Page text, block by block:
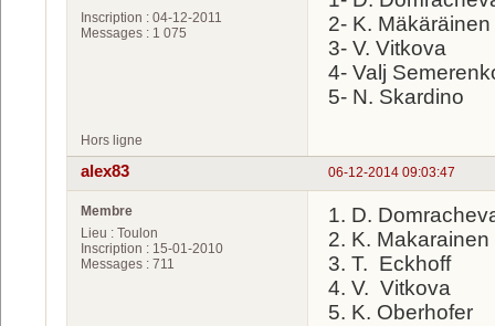
Inscription : 04-12-2011
Messages : 1 075
2- K. Mäkäräinen
3- V. Vitkova
4- Valj
5- N. Skardino
Hors ligne
06-12-2014 09:03:47
alex83
Membre
Lieu : Toulon
Inscription : 15-01-2010
Messages : 711
1. D.
2. K. Makarainen
3. T. Eckhoff
4. V. Vitkova
5. K. Oberhofer